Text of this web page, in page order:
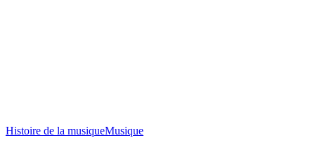
Histoire de la musiqueMusique